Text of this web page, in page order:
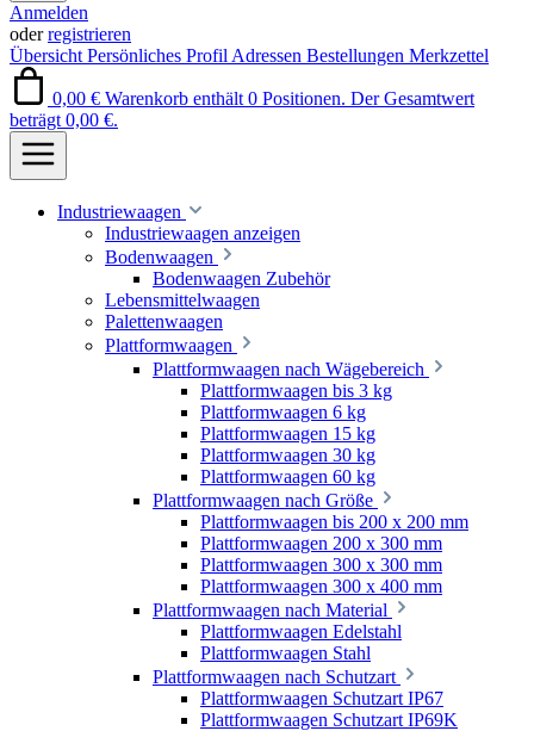
Anmelden
oderregistrieren
Übersicht Persönliches Profil Adressen Bestellungen Merkzettel
0,00 € Warenkorb enthält 0 Positionen. Der Gesamtwert
beträgt 0,00 €.
Industriewaagen
Industriewaagen anzeigen
Bodenwaagen
Bodenwaagen Zubehör
Lebensmittelwaagen
Palettenwaagen
Plattformwaagen
Plattformwaagen nach Wägebereich
Plattformwaagen bis 3 kg
Plattformwaagen 6 kg
Plattformwaagen 15 kg
Plattformwaagen 30 kg
Plattformwaagen 60 kg
Plattformwaagen nach Größe
Plattformwaagen bis 200 x 200 mm
Plattformwaagen 200 x 300 mm
Plattformwaagen 300 x 300 mm
Plattformwaagen 300 x 400 mm
Plattformwaagen nach Material
Plattformwaagen Edelstahl
Plattformwaagen Stahl
Plattformwaagen nach Schutzart
Plattformwaagen Schutzart IP67
Plattformwaagen Schutzart IP69K